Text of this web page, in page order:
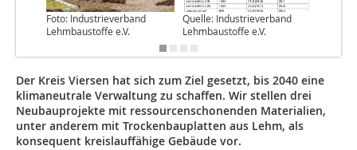
Foto: Industrieverband
Lehmbaustoffe e.V.
Quelle: Industrieverband
Lehmbaustoffe e.V.
Der Kreis Viersen hat sich zum Ziel gesetzt, bis 2040 eine
klimaneutrale Verwaltung zu schaffen. Wir stellen drei
Neubauprojekte mit ressourcenschonenden Materialien,
unter anderem mit Trockenbauplatten aus Lehm, als
konsequent kreislauffähige Gebäude vor.